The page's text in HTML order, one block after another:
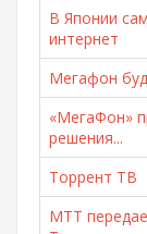
В Японии
интернет
Мегафон
«МегаФон»
решения...
Торрент ТВ
МТТ